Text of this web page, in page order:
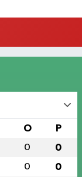
O P
0 0
0 0